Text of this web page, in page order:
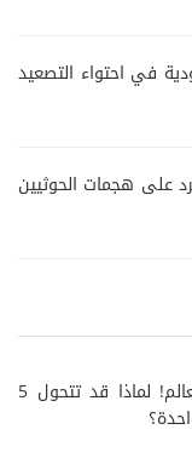
في احتواء التصعيد
على هجمات الحوثيين
يا للهول.. إنها نهاية العالم! لماذا قد تتحول 5